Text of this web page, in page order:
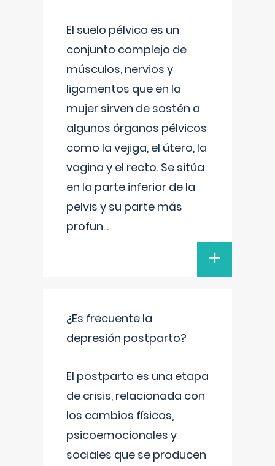
El suelo pélvico es un
conjunto complejo de
músculos, nervios y
ligamentos que en la
mujer sirven de sostén a
algunos órganos pélvicos
como la vejiga, el útero, la
vagina y el recto. Se sitúa
en la parte inferior de la
pelvis y su parte más
profun...
+
¿Es frecuente la
depresión postparto?
El postparto es una etapa
de crisis, relacionada con
los cambios físicos,
psicoemocionales y
sociales que se producen